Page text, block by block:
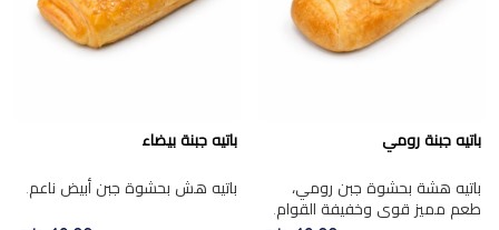
باتيه جبنة رومي
باتيه هشة بحشوة جبن رومي،
طعم مميز قوي وخفيفة القوام.
باتيه جبنة بيضاء
باتيه هش بحشوة جبن أبيض ناعم.